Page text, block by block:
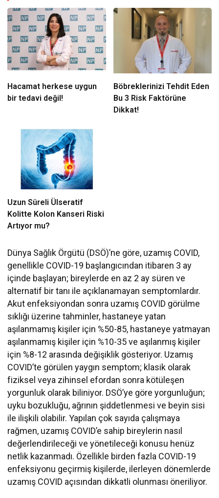
Hacamat herkese uygun
bir tedavi değil!
Böbreklerinizi Tehdit Eden
Bu 3 Risk Faktörüne
Dikkat!
Uzun Süreli Ülseratif
Kolitte Kolon Kanseri Riski
Artıyor mu?
Dünya Sağlık Örgütü (DSÖ)’ne göre, uzamış COVID,
genellikle COVID-19 başlangıcından itibaren 3 ay
içinde başlayan; bireylerde en az 2 ay süren ve
alternatif bir tanı ile açıklanamayan semptomlardır.
Akut enfeksiyondan sonra uzamış COVID görülme
sıklığı üzerine tahminler, hastaneye yatan
aşılanmamış kişiler için %50-85, hastaneye yatmayan
aşılanmamış kişiler için %10-35 ve aşılanmış kişiler
için %8-12 arasında değişiklik gösteriyor. Uzamış
COVID’te görülen yaygın semptom; klasik olarak
fiziksel veya zihinsel efordan sonra kötüleşen
yorgunluk olarak biliniyor. DSÖ’ye göre yorgunluğun;
uyku bozukluğu, ağrının şiddetlenmesi ve beyin sisi
ile ilişkili olabilir. Yapılan çok sayıda çalışmaya
rağmen, uzamış COVID’e sahip bireylerin nasıl
değerlendirileceği ve yönetileceği konusu henüz
netlik kazanmadı. Özellikle birden fazla COVID-19
enfeksiyonu geçirmiş kişilerde, ilerleyen dönemlerde
uzamış COVID açısından dikkatli olunması öneriliyor.